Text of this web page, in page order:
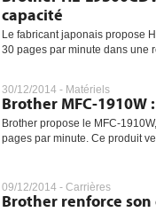
capacité
Le fabricant japonais propose
30 pages par minute dans une
30/12/2014 - Matériels
Brother MFC-1910W
Brother propose le MFC-
pages par minute. Ce produit
09/12/2014 - Carrières
Brother renforce